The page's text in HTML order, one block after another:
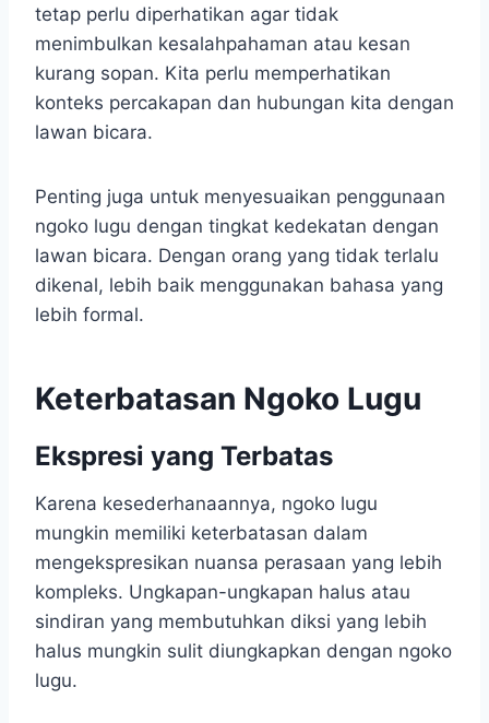
tetap perlu diperhatikan agar tidak
menimbulkan kesalahpahaman atau kesan
kurang sopan. Kita perlu memperhatikan
konteks percakapan dan hubungan kita dengan
lawan bicara.
Penting juga untuk menyesuaikan penggunaan
ngoko lugu dengan tingkat kedekatan dengan
lawan bicara. Dengan orang yang tidak terlalu
dikenal, lebih baik menggunakan bahasa yang
lebih formal.
Keterbatasan Ngoko Lugu
Ekspresi yang Terbatas
Karena kesederhanaannya, ngoko lugu
mungkin memiliki keterbatasan dalam
mengekspresikan nuansa perasaan yang lebih
kompleks. Ungkapan-ungkapan halus atau
sindiran yang membutuhkan diksi yang lebih
halus mungkin sulit diungkapkan dengan ngoko
lugu.